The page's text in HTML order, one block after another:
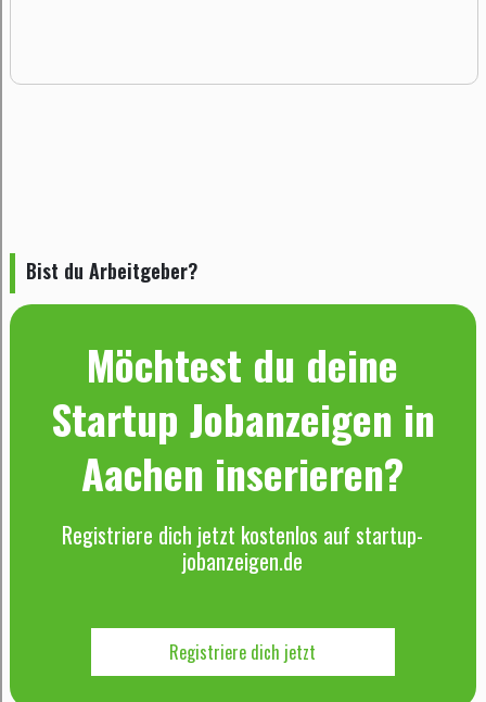
Bist du Arbeitgeber?
Möchtest du deine
Startup Jobanzeigen in
Aachen inserieren?
Registriere dich jetzt kostenlos auf startup-
jobanzeigen.de
Registriere dich jetzt